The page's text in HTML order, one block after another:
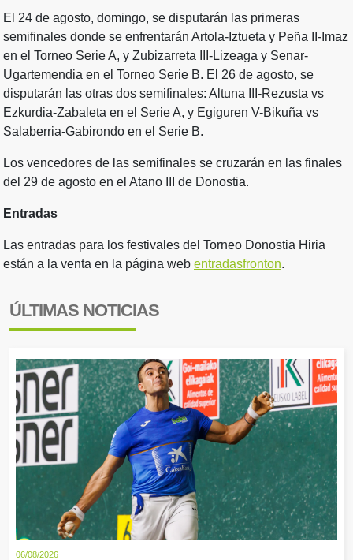
El 24 de agosto, domingo, se disputarán las primeras
semifinales donde se enfrentarán Artola-Iztueta y Peña II-Imaz
en el Torneo Serie A, y Zubizarreta III-Lizeaga y Senar-
Ugartemendia en el Torneo Serie B. El 26 de agosto, se
disputarán las otras dos semifinales: Altuna III-Rezusta vs
Ezkurdia-Zabaleta en el Serie A, y Egiguren V-Bikuña vs
Salaberria-Gabirondo en el Serie B.
Los vencedores de las semifinales se cruzarán en las finales
del 29 de agosto en el Atano III de Donostia.
Entradas
Las entradas para los festivales del Torneo Donostia Hiria
están a la venta en la página web entradasfronton.
ÚLTIMAS NOTICIAS
06/08/2026